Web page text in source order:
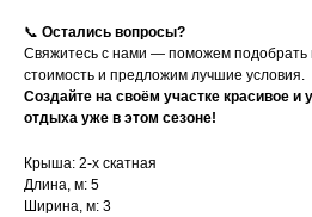
📞 Остались вопросы?
Свяжитесь с нами — поможем подобрать
стоимость и предложим лучшие условия.
Создайте на своём участке красивое и
отдыха уже в этом сезоне!
Крыша: 2-х скатная
Длина, м: 5
Ширина, м: 3